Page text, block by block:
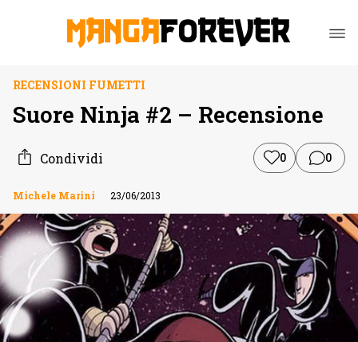
RECENSIONI FUMETTI
Suore Ninja #2 – Recensione
Condividi 0 0
Michele Marini 23/06/2013